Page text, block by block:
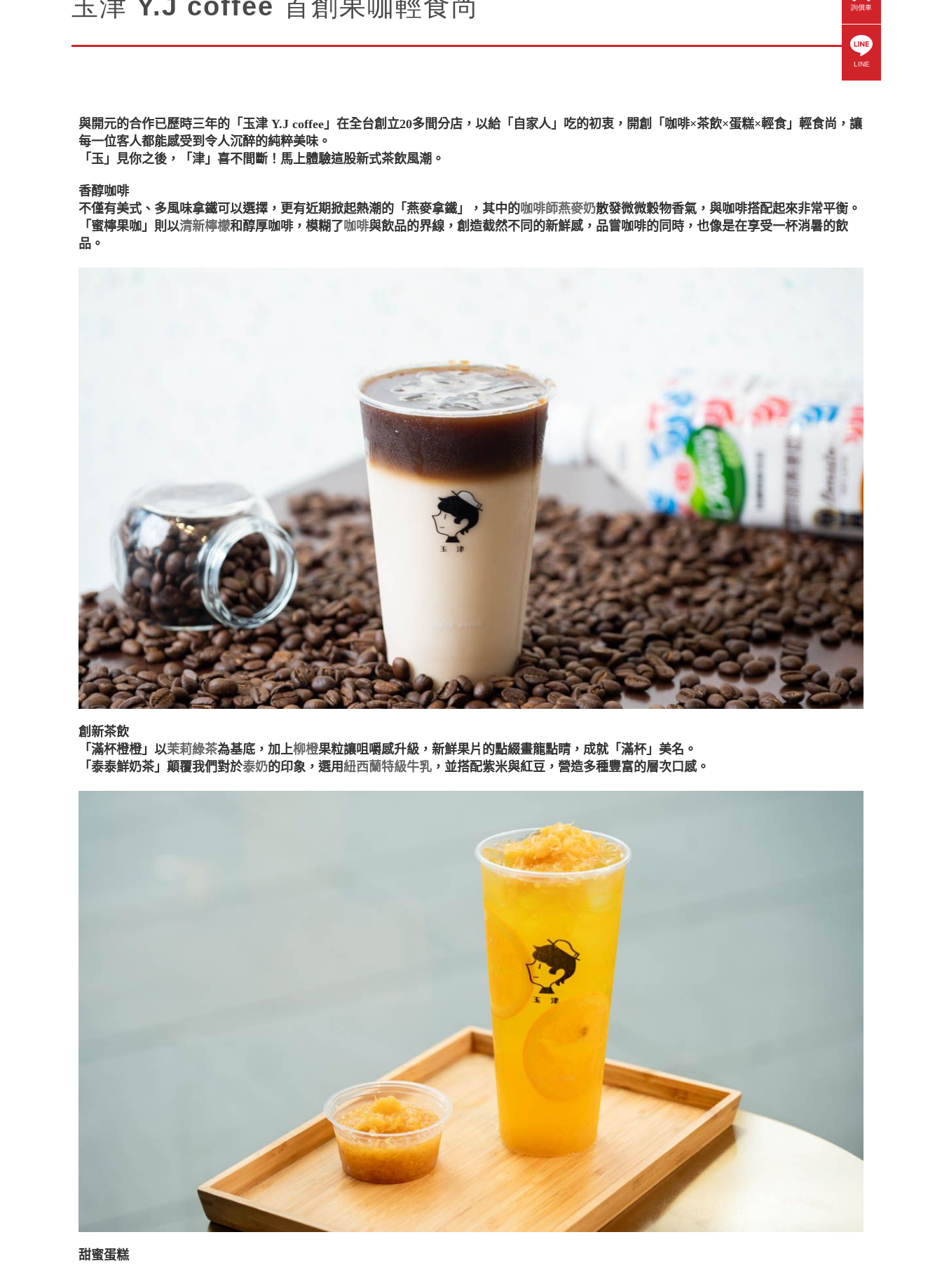
玉津 Y.J coffee 首創果咖輕食尚
與開元的合作已歷時三年的「玉津 Y.J coffee」在全台創立20多間分店，以給「自家人」吃的初衷，開創「咖啡×茶飲×蛋糕×輕食」輕食尚，讓
每一位客人都能感受到令人沉醉的純粹美味。
「玉」見你之後，「津」喜不間斷！馬上體驗這股新式茶飲風潮。
香醇咖啡
不僅有美式、多風味拿鐵可以選擇，更有近期掀起熱潮的「燕麥拿鐵」，其中的咖啡師燕麥奶散發微微穀物香氣，與咖啡搭配起來非常平衡。
「蜜檸果咖」則以清新檸檬和醇厚咖啡，模糊了咖啡與飲品的界線，創造截然不同的新鮮感，品嘗咖啡的同時，也像是在享受一杯消暑的飲
品。
創新茶飲
「滿杯橙橙」以茉莉綠茶為基底，加上柳橙果粒讓咀嚼感升級，新鮮果片的點綴畫龍點睛，成就「滿杯」美名。
「泰泰鮮奶茶」顛覆我們對於泰奶的印象，選用紐西蘭特級牛乳 ，並搭配紫米與紅豆，營造多種豐富的層次口感。
甜蜜蛋糕
詢價車
LINE